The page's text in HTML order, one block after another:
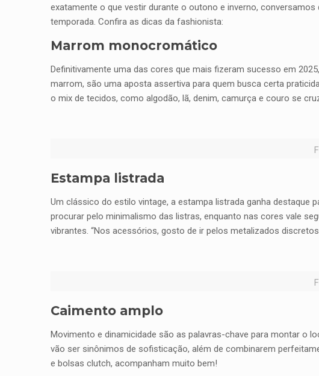
exatamente o que vestir durante o outono e inverno, conversamos
temporada. Confira as dicas da fashionista:
Marrom monocromático
Definitivamente uma das cores que mais fizeram sucesso em
marrom, são uma aposta assertiva para quem busca certa
o mix de tecidos, como algodão, lã, denim, camurça e couro se
Estampa listrada
Um clássico do estilo vintage, a estampa listrada ganha destaque
procurar pelo minimalismo das listras, enquanto nas cores vale
vibrantes. “Nos acessórios, gosto de ir pelos metalizados discretos
Caimento amplo
Movimento e dinamicidade são as palavras-chave para montar o
vão ser sinônimos de sofisticação, além de combinarem
e bolsas clutch, acompanham muito bem!